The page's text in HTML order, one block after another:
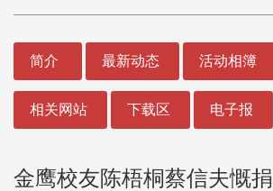
简介 最新动态 活动相簿
相关网站 下载区 电子报
金鹰校友陈梧桐蔡信夫慨